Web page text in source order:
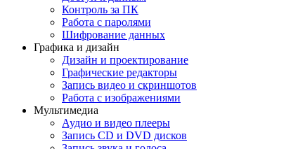
Контроль за ПК
Работа с паролями
Шифрование данных
Графика и дизайн
Дизайн и проектирование
Графические редакторы
Запись видео и скриншотов
Работа с изображениями
Мультимедиа
Аудио и видео плееры
Запись CD и DVD дисков